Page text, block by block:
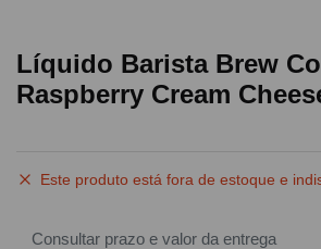
Líquido Barista Brew
Raspberry Cream
Este produto está fora de estoque e
Consultar prazo e valor da entrega